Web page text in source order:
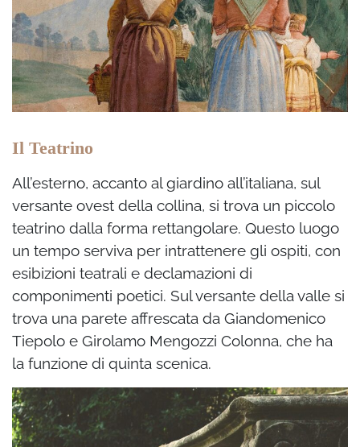
Il Teatrino
All’esterno, accanto al giardino all’italiana, sul
versante ovest della collina, si trova un piccolo
teatrino dalla forma rettangolare. Questo luogo
un tempo serviva per intrattenere gli ospiti, con
esibizioni teatrali e declamazioni di
componimenti poetici. Sul versante della valle si
trova una parete affrescata da Giandomenico
Tiepolo e Girolamo Mengozzi Colonna, che ha
la funzione di quinta scenica.